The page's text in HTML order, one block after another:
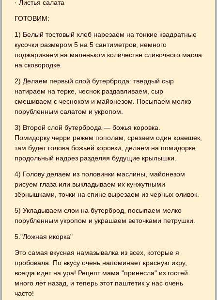
· Листья салата
ГОТОВИМ:
1) Белый тостовый хлеб нарезаем на тонкие квадратные
кусочки размером 5 на 5 сантиметров, немного
поджариваем на маленьком количестве сливочного масла
на сковородке.
2) Делаем первый слой бутерброда: твердый сыр
натираем на терке, чеснок раздавливаем, сыр
смешиваем с чесноком и майонезом. Посыпаем мелко
порубленным салатом и укропом.
3) Второй слой бутерброда — божья коровка.
Помидорку черри режем пополам, срезаем один краешек,
там будет голова божьей коровки, делаем на помидорке
продольный надрез разделяя будущие крылышки.
4) Голову делаем из половинки маслины, майонезом
рисуем глаза или выкладываем их кунжутными
зёрнышками, точки на спине вырезаем из черных оливок.
5) Укладываем слои на бутерброд, посыпаем мелко
порубленным укропом и украшаем веточками петрушки.
5."Ложная икорка"
Это самая вкусная намазывалка из всех, которые я
пробовала. По вкусу очень напоминает красную икру,
всегда идет на ура! Рецепт мама "принесла" из гостей
много лет назад, и теперь этот паштетик у нас очень
часто!